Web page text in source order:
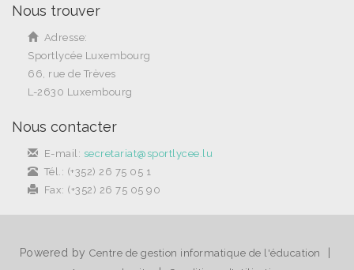
Nous trouver
Adresse:
Sportlycée Luxembourg
66, rue de Trèves
L-2630 Luxembourg
Nous contacter
E-mail: secretariat@sportlycee.lu
Tél.: (+352) 26 75 05 1
Fax: (+352) 26 75 05 90
Powered by Centre de gestion informatique de l'éducation